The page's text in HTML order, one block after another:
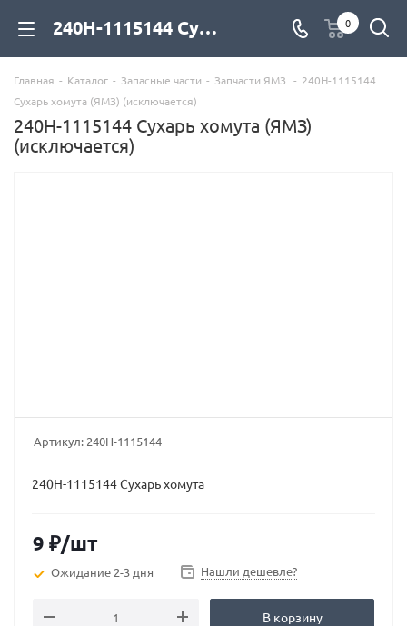
240Н-1115144 Сухарь хомута (ЯМЗ) (исключается) для дизельных двигателей купить со склада с доставкой по цене официального дилера - компания Дизель Экспорт 0
Главная - Каталог - Запасные части - Запчасти ЯМЗ - 240Н-1115144
Сухарь хомута (ЯМЗ) (исключается)
240Н-1115144 Сухарь хомута (ЯМЗ)
(исключается)
Артикул: 240Н-1115144
240Н-1115144 Сухарь хомута
9 ₽/шт
Ожидание 2-3 дня Нашли дешевле?
В корзину